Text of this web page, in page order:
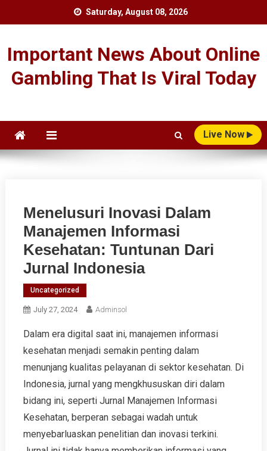
Saturday, August 08, 2026
Important News About Online
Gambling That Is Viral Today
Live Now
Menelusuri Inovasi Dalam
Manajemen Informasi
Kesehatan: Tuntunan Dari
Jurnal Indonesia
Uncategorized
July 27, 2024 Adminsol
Dalam era digital saat ini, manajemen informasi
kesehatan menjadi semakin penting dalam
menunjang kualitas pelayanan di sektor kesehatan. Di
Indonesia, jurnal yang mengkhususkan diri dalam
bidang ini, seperti Jurnal Manajemen Informasi
Kesehatan, berperan sebagai wadah untuk
menyebarluaskan penelitian dan inovasi terkini.